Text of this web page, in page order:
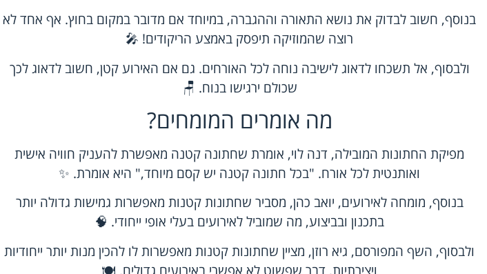
בנוסף, חשוב לבדוק את נושא התאורה וההגברה, במיוחד אם מדובר במקום בחוץ. אף אחד לא
רוצה שהמוזיקה תיפסק באמצע הריקודים! 🎤
ולבסוף, אל תשכחו לדאוג לישיבה נוחה לכל האורחים. גם אם האירוע קטן, חשוב לדאוג לכך
שכולם ירגישו בנוח. 🪑
מה אומרים המומחים?
מפיקת החתונות המובילה, דנה לוי, אומרת שחתונה קטנה מאפשרת להעניק חוויה אישית
ואותנטית לכל אורח. "בכל חתונה קטנה יש קסם מיוחד," היא אומרת. ✨
בנוסף, מומחה לאירועים, יואב כהן, מסביר שחתונות קטנות מאפשרות גמישות גדולה יותר
בתכנון ובביצוע, מה שמוביל לאירועים בעלי אופי ייחודי. 🧠
ולבסוף, השף המפורסם, גיא רוזן, מציין שחתונות קטנות מאפשרות לו להכין מנות יותר ייחודיות